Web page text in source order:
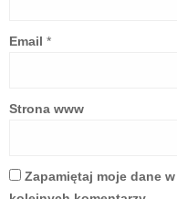
Email *
Strona www
Zapamiętaj moje dane